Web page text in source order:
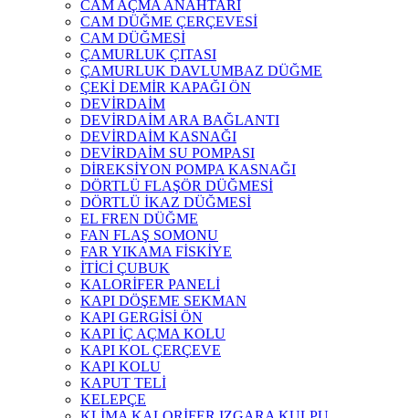
CAM AÇMA ANAHTARI
CAM DÜĞME ÇERÇEVESİ
CAM DÜĞMESİ
ÇAMURLUK ÇITASI
ÇAMURLUK DAVLUMBAZ DÜĞME
ÇEKİ DEMİR KAPAĞI ÖN
DEVİRDAİM
DEVİRDAİM ARA BAĞLANTI
DEVİRDAİM KASNAĞI
DEVİRDAİM SU POMPASI
DİREKSİYON POMPA KASNAĞI
DÖRTLÜ FLAŞÖR DÜĞMESİ
DÖRTLÜ İKAZ DÜĞMESİ
EL FREN DÜĞME
FAN FLAŞ SOMONU
FAR YIKAMA FİSKİYE
İTİCİ ÇUBUK
KALORİFER PANELİ
KAPI DÖŞEME SEKMAN
KAPI GERGİSİ ÖN
KAPI İÇ AÇMA KOLU
KAPI KOL ÇERÇEVE
KAPI KOLU
KAPUT TELİ
KELEPÇE